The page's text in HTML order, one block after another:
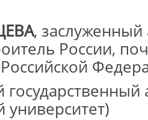
, заслуженный
России,
государственный
университет)